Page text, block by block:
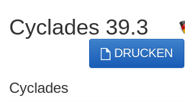
Cyclades 39.3
DRUCKEN
Cyclades